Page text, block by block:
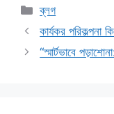
Categories
ব্লগ
কার্যকর পরিকল্পনা
“স্মার্টভাবে